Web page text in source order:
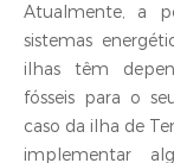
Atualmente, a
sistemas
ilhas têm
fósseis para o
caso da ilha de
implementar